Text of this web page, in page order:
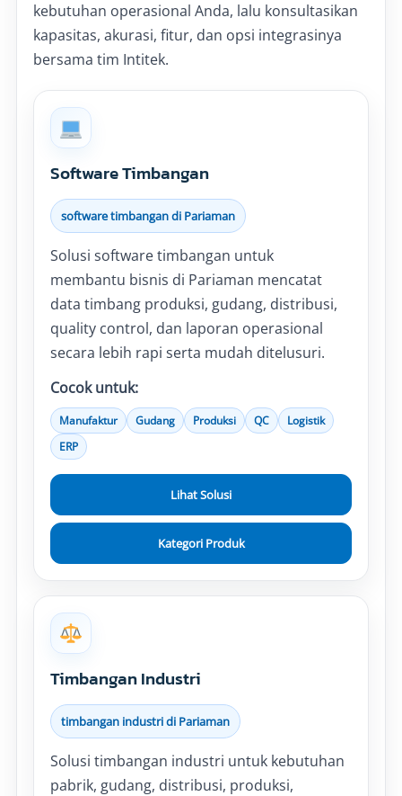
kebutuhan operasional Anda, lalu konsultasikan
kapasitas, akurasi, fitur, dan opsi integrasinya
bersama tim Intitek.
Software Timbangan
software timbangan di Pariaman
Solusi software timbangan untuk
membantu bisnis di Pariaman mencatat
data timbang produksi, gudang, distribusi,
quality control, dan laporan operasional
secara lebih rapi serta mudah ditelusuri.
Cocok untuk:
Manufaktur Gudang Produksi QC
Logistik
ERP
Lihat Solusi
Kategori Produk
Timbangan Industri
timbangan industri di Pariaman
Solusi timbangan industri untuk kebutuhan
pabrik, gudang, distribusi, produksi,